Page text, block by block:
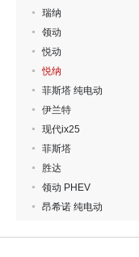
瑞纳
领动
悦动
悦纳
菲斯塔 纯电动
伊兰特
现代ix25
菲斯塔
胜达
领动 PHEV
昂希诺 纯电动